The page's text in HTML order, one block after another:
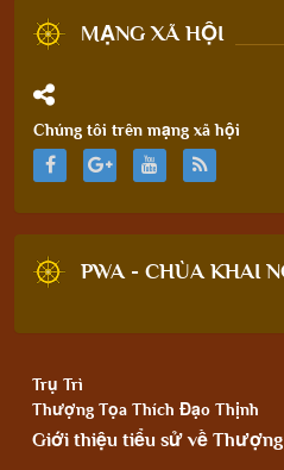
MẠNG XÃ HỘI
Chúng tôi trên mạng xã hội
PWA - CHÙA KHAI
Trụ Trì
Thượng Tọa Thích Đạo Thịnh
Giới thiệu tiểu sử về